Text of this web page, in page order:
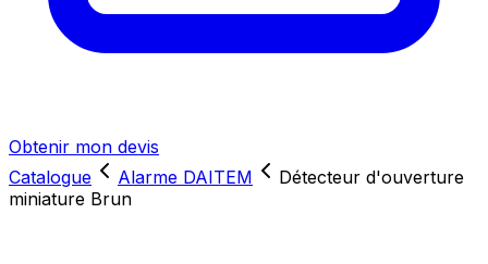
Obtenir mon devis
Catalogue
Alarme DAITEM
Détecteur d'ouverture
miniature Brun